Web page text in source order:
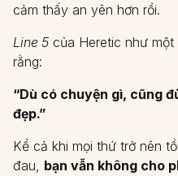
cảm thấy an yên hơn rồi.
Line 5 của Heretic như
rằng:
“Dù có chuyện gì, cũng
đẹp.”
Kể cả khi mọi thứ trở nên
đau, bạn vẫn không cho